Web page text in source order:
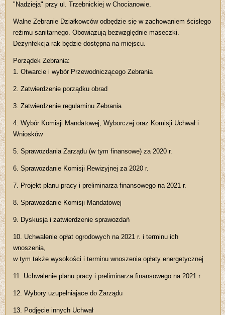
"Nadzieja" przy ul. Trzebnickiej w Chocianowie.
Walne Zebranie Działkowców odbędzie się w zachowaniem ścisłego
reżimu sanitarnego. Obowiązują bezwzględnie maseczki.
Dezynfekcja rąk będzie dostępna na miejscu.
Porządek Zebrania:
1. Otwarcie i wybór Przewodniczącego Zebrania
2. Zatwierdzenie porządku obrad
3. Zatwierdzenie regulaminu Zebrania
4. Wybór Komisji Mandatowej, Wyborczej oraz Komisji Uchwał i
Wniosków
5. Sprawozdania Zarządu (w tym finansowe) za 2020 r.
6. Sprawozdanie Komisji Rewizyjnej za 2020 r.
7. Projekt planu pracy i preliminarza finansowego na 2021 r.
8. Sprawozdanie Komisji Mandatowej
9. Dyskusja i zatwierdzenie sprawozdań
10. Uchwalenie opłat ogrodowych na 2021 r. i terminu ich
wnoszenia,
w tym także wysokości i terminu wnoszenia opłaty energetycznej
11. Uchwalenie planu pracy i preliminarza finansowego na 2021 r
12. Wybory uzupełniajace do Zarządu
13. Podjęcie innych Uchwał